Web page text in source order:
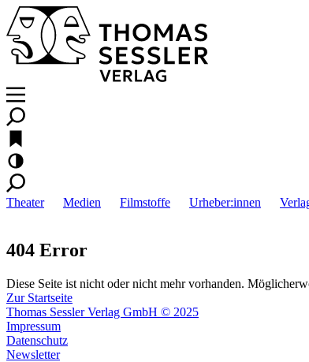
Theater Medien Filmstoffe Urheber:innen
404 Error
Diese Seite ist nicht oder nicht mehr vorhanden.
Zur Startseite
Thomas Sessler Verlag GmbH © 2025
Impressum
Datenschutz
Newsletter